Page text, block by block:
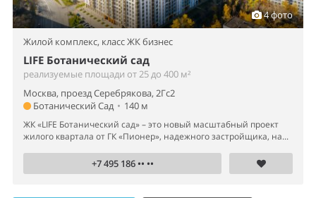
4 фото
Жилой комплекс, класс ЖК бизнес
LIFE Ботанический сад
реализуемые площади от 25 до 400 м²
Москва, проезд Серебрякова, 2Гс2
Ботанический Сад • 140 м
ЖК «LIFE Ботанический сад» – это новый масштабный проект
жилого квартала от ГК «Пионер», надежного застройщика, на...
+7 495 186 •• ••